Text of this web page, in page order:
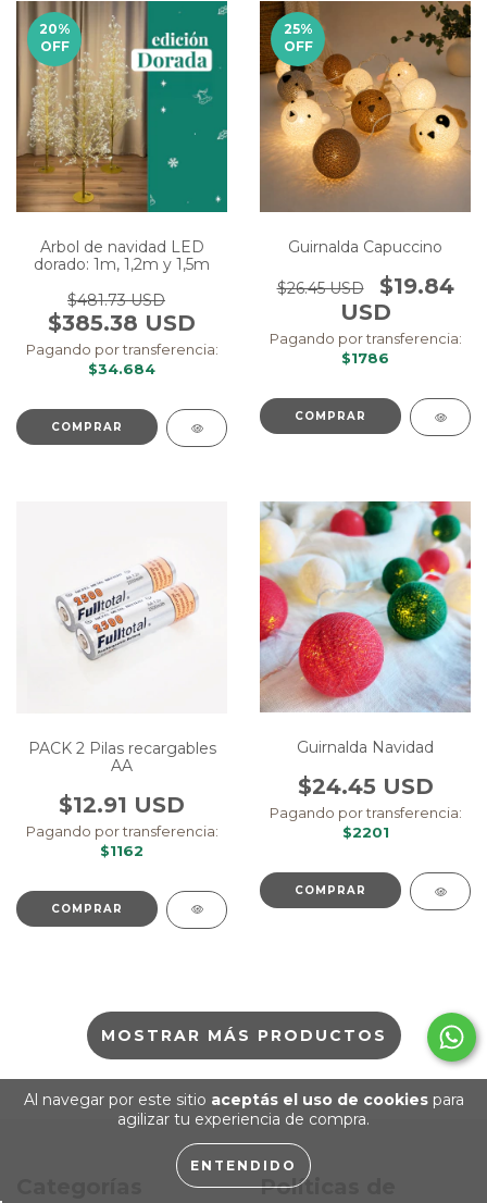
Al navegar por este sitio aceptás el uso de cookiespara
agilizar tu experiencia de compra.
ENTENDIDO
20%
OFF
Arbol de navidad LED
dorado: 1m, 1,2m y 1,5m
$481.73 USD
$385.38 USD
Pagando por transferencia:
$34.684
COMPRAR
25%
OFF
Guirnalda Capuccino
$26.45 USD
$19.84
USD
Pagando por transferencia:
$1786
COMPRAR
PACK 2 Pilas recargables
AA
$12.91 USD
Pagando por transferencia:
$1162
Guirnalda Navidad
$24.45 USD
Pagando por transferencia:
$2201
COMPRAR
MOSTRAR MÁS PRODUCTOS
Políticas de